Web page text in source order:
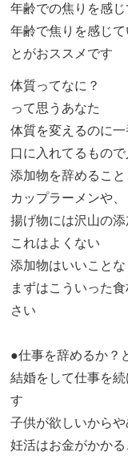
年齢での焦りを感
年齢で焦りを感じ
とがおススメです
体質ってなに？
って思うあなた
体質を変えるのに
口に入れてるもの
添加物を辞めること
カップラーメンや、
揚げ物には沢山の
これはよくない
添加物はいいことな
まずはこういった
さい
●仕事を辞めるか？
結婚をして仕事を
す
子供が欲しいから
妊活はお金がかか